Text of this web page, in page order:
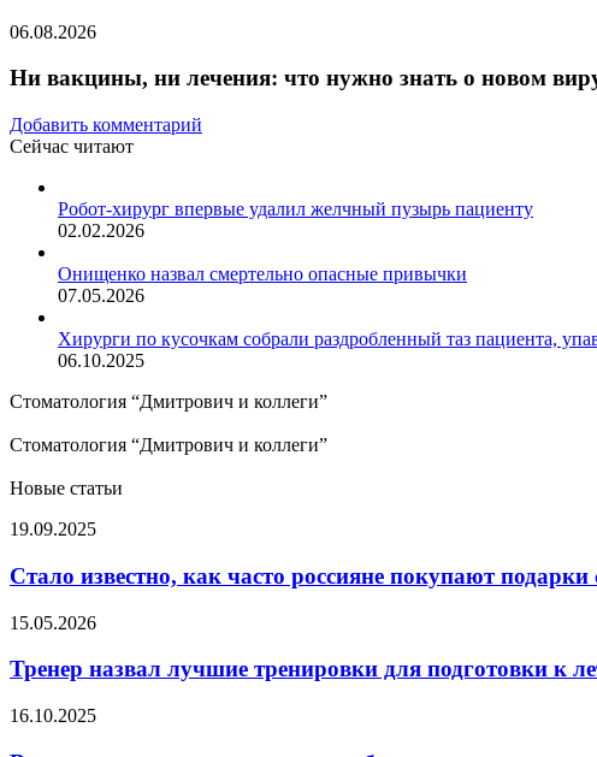
06.08.2026
Ни вакцины, ни лечения: что нужно знать о новом
Добавить комментарий
Сейчас читают
Робот-хирург впервые удалил желчный пузырь пациенту
02.02.2026
Онищенко назвал смертельно опасные привычки
07.05.2026
Хирурги по кусочкам собрали раздробленный таз пациента,
06.10.2025
Стоматология “Дмитрович и коллеги”
Стоматология “Дмитрович и коллеги”
Новые статьи
Стало
как
часто
россияне
покупают
подарки
своим
19.09.2025
Стало известно, как часто россияне покупают
Тренер
лучшие
тренировки
для
к
15.05.2026
Тренер назвал лучшие тренировки для подготовки к
В
16.10.2025